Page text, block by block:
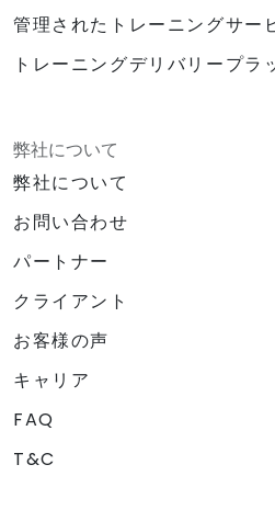
管理されたトレーニングサー
トレーニングデリバリープラ
弊社について
弊社について
お問い合わせ
パートナー
クライアント
お客様の声
キャリア
FAQ
T&C